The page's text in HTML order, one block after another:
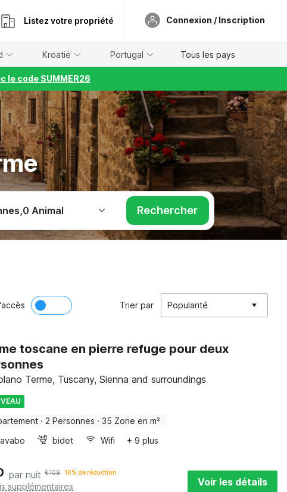
Listez votre propriété Connexion / Inscription
Kroatië Portugal Tous les pays
le code SUMMER26
,0 Animal Rechercher
Trier par Popularité
toscane en pierre refuge pour deux
Terme, Tuscany, Sienna and surroundings
· 2 Personnes · 35 Zone en m²
bidet Wifi + 9 plus
par nuit €109 18% de réduction
supplémentaires Voir les détails